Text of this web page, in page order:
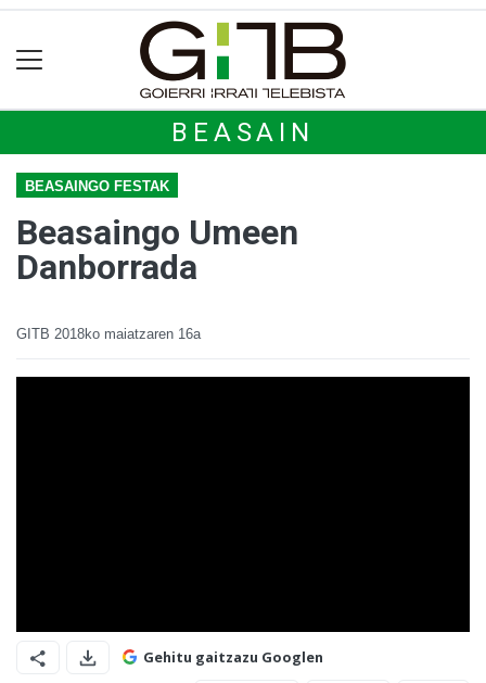
BEASAIN
BEASAINGO FESTAK
Beasaingo Umeen
Danborrada
GITB 2018ko maiatzaren 16a
Gehitu gaitzazu Googlen